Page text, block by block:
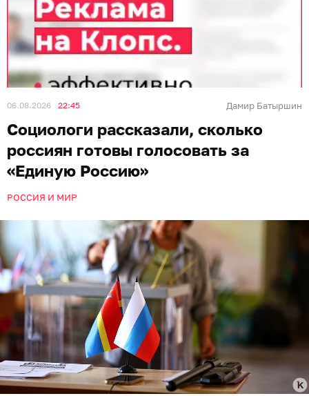
06.08.2026 22:45 Дамир Батыршин
Социологи рассказали, сколько
россиян готовы голосовать за
«Единую Россию»
РОССИЯ И МИР